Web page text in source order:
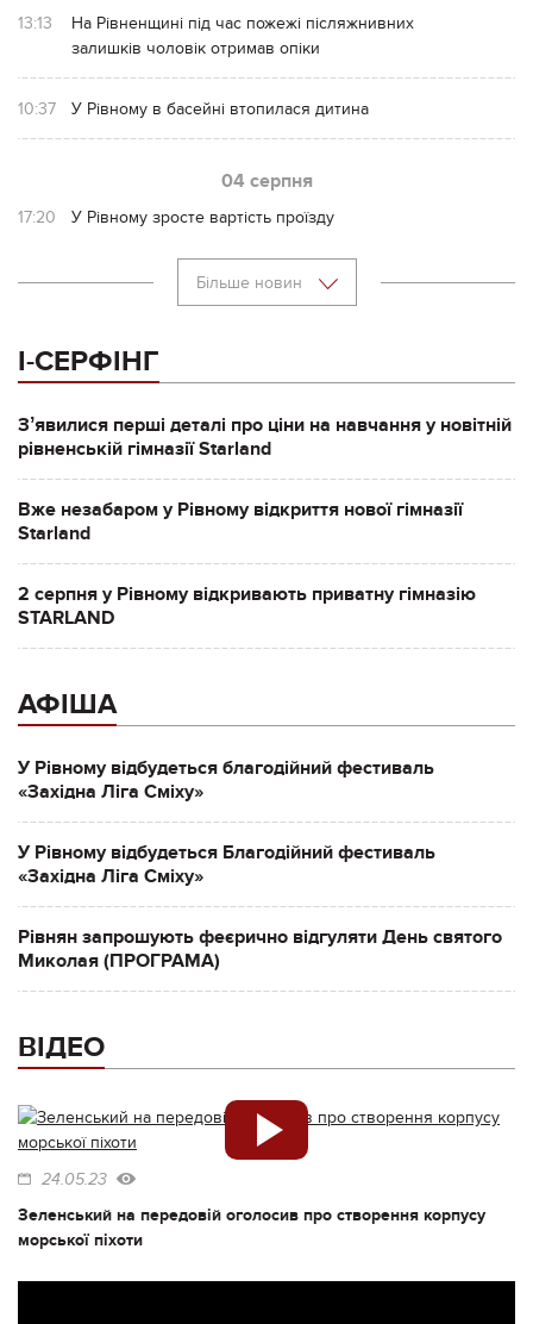
13:13
На Рівненщині під час пожежі післяжнивних
залишків чоловік отримав опіки
10:37 У Рівному в басейні втопилася дитина
04 серпня
17:20 У Рівному зросте вартість проїзду
Більше новин
І-СЕРФІНГ
Зʼявилися перші деталі про ціни на навчання у новітній
рівненській гімназії Starland
Вже незабаром у Рівному відкриття нової гімназії
Starland
2 серпня у Рівному відкривають приватну гімназію
STARLAND
АФІША
У Рівному відбудеться благодійний фестиваль
«Західна Ліга Сміху»
У Рівному відбудеться Благодійний фестиваль
«Західна Ліга Сміху»
Рівнян запрошують феєрично відгуляти День святого
Миколая (ПРОГРАМА)
ВІДЕО
24.05.23
Зеленський на передовій оголосив про створення корпусу
морської піхоти